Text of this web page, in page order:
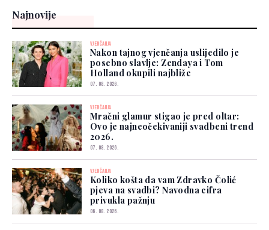
Najnovije
VJENČANJA
Nakon tajnog vjenčanja uslijedilo je
posebno slavlje: Zendaya i Tom
Holland okupili najbliže
07. 08. 2026.
VJENČANJA
Mračni glamur stigao je pred oltar:
Ovo je najneočekivaniji svadbeni trend
2026.
07. 08. 2026.
VJENČANJA
Koliko košta da vam Zdravko Čolić
pjeva na svadbi? Navodna cifra
privukla pažnju
06. 08. 2026.